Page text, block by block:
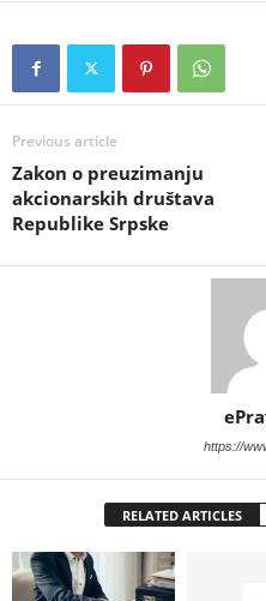
Previous article
Zakon o preuzimanju
akcionarskih društava
Republike Srpske
https://
RELATED ARTICLES